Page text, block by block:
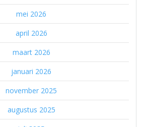
mei 2026
april 2026
maart 2026
januari 2026
november 2025
augustus 2025